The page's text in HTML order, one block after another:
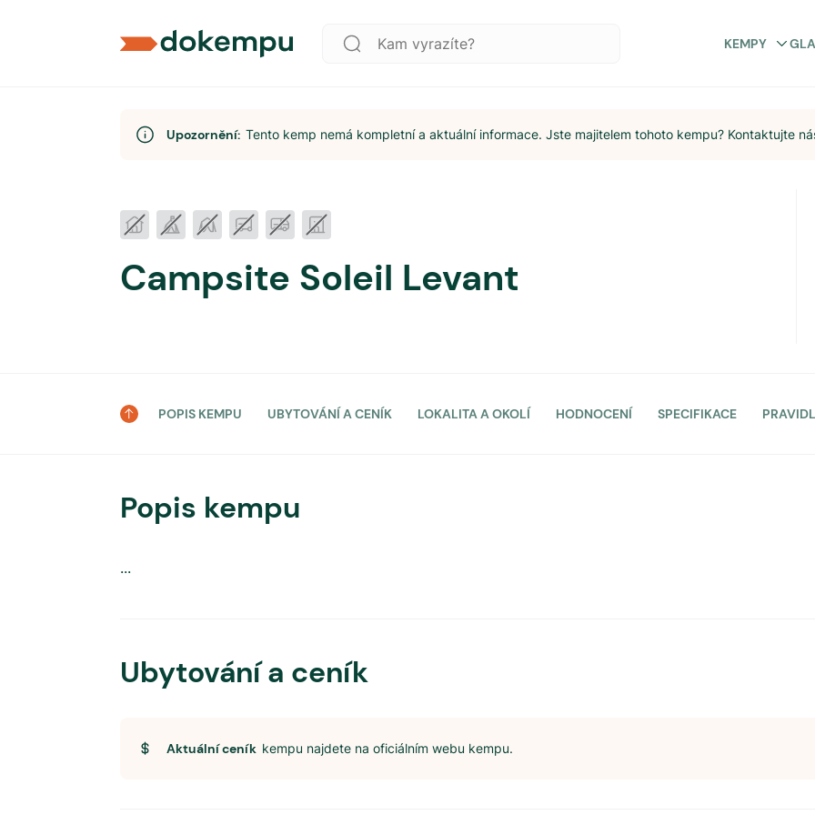
KEMPY
Upozornění: Tento kemp nemá kompletní a aktuální informace. Jste majitelem tohoto kempu? Kontaktujte
Campsite Soleil Levant
POPIS KEMPU UBYTOVÁNÍ A CENÍK LOKALITA A OKOLÍ HODNOCENÍ SPECIFIKACE
Popis kempu
...
Ubytování a ceník
Aktuální ceník kempu najdete na oficiálním webu kempu.